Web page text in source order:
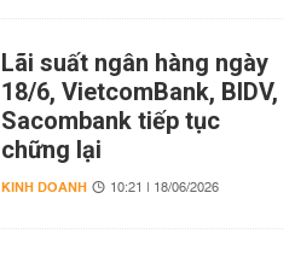
Lãi suất ngân hàng ngày
18/6, VietcomBank, BIDV,
Sacombank tiếp tục
chững lại
KINH DOANH 10:21 | 18/06/2026